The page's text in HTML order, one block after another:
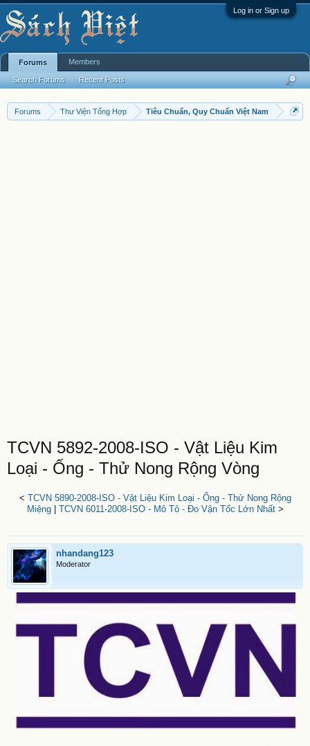
Log in or Sign up
Forums Thư Viện Tổng Hợp Tiêu Chuẩn, Quy Chuẩn Việt Nam
TCVN 5892-2008-ISO - Vật Liệu Kim
Loại - Ống - Thử Nong Rộng Vòng
< TCVN 5890-2008-ISO - Vật Liệu Kim Loại - Ống - Thử Nong Rộng
Miệng| TCVN 6011-2008-ISO - Mô Tô - Đo Vận Tốc Lớn Nhất>
nhandang123
Moderator
Forums
Search Forums Recent Posts
Members